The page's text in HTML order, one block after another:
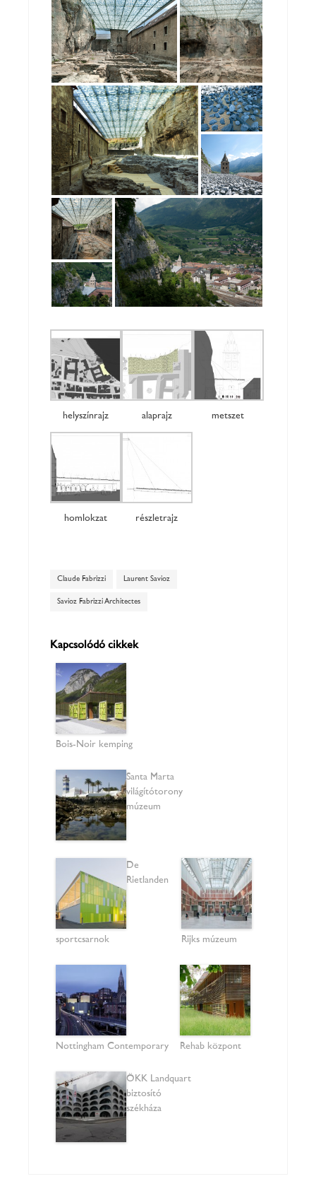
helyszínrajz alaprajz metszet
homlokzat részletrajz
Claude Fabrizzi Laurent Savioz
Savioz Fabrizzi Architectes
Kapcsolódó cikkek
Bois-Noir kemping
Santa Marta
világítótorony
múzeum
De
Rietlanden
sportcsarnok Rijks múzeum
Nottingham Contemporary Rehab központ
ÖKK Landquart
biztosító
székháza